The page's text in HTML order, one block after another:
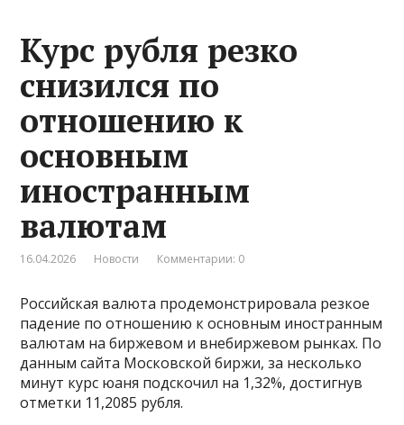
Курс рубля резко
снизился по
отношению к
основным
иностранным
валютам
16.04.2026 Новости Комментарии: 0
Российская валюта продемонстрировала резкое
падение по отношению к основным иностранным
валютам на биржевом и внебиржевом рынках. По
данным сайта Московской биржи, за несколько
минут курс юаня подскочил на 1,32%, достигнув
отметки 11,2085 рубля.